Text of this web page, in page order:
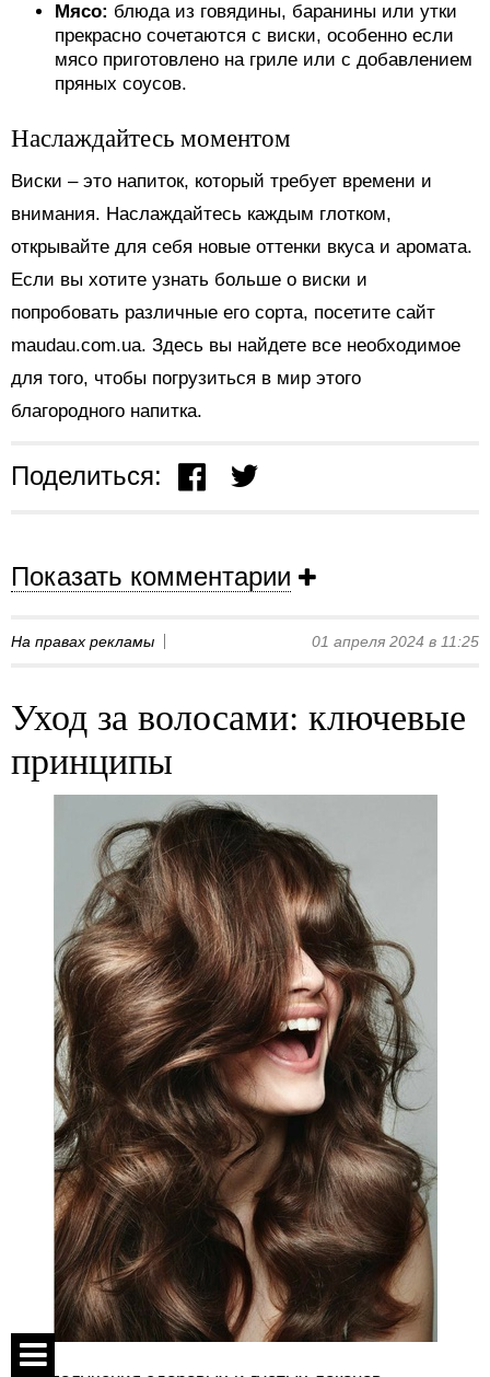
Мясо: блюда из говядины, баранины или утки
прекрасно сочетаются с виски, особенно если
мясо приготовлено на гриле или с добавлением
пряных соусов.
Наслаждайтесь моментом
Виски – это напиток, который требует времени и
внимания. Наслаждайтесь каждым глотком,
открывайте для себя новые оттенки вкуса и аромата.
Если вы хотите узнать больше о виски и
попробовать различные его сорта, посетите сайт
maudau.com.ua. Здесь вы найдете все необходимое
для того, чтобы погрузиться в мир этого
благородного напитка.
Поделиться:
Показать комментарии
На правах рекламы 01 апреля 2024 в 11:25
Уход за волосами: ключевые
принципы